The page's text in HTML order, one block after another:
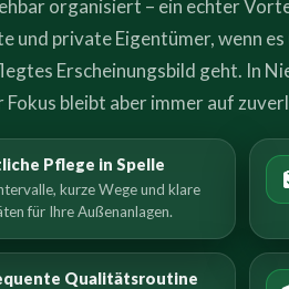
organisiert – ein echter
und private Eigentümer, wenn
Erscheinungsbild geht. In
bleibt aber immer auf
Pflege in Spelle
kurze Wege und klare
für Ihre Außenanlagen.
Qualitätsroutine